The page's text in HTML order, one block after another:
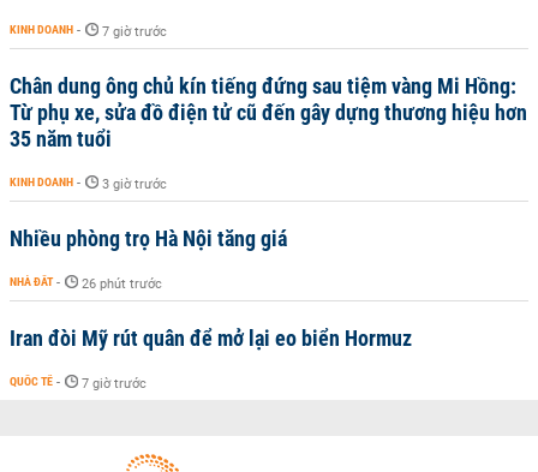
KINH DOANH - 7 giờ trước
Chân dung ông chủ kín tiếng đứng sau tiệm vàng Mi Hồng:
Từ phụ xe, sửa đồ điện tử cũ đến gây dựng thương hiệu hơn
35 năm tuổi
KINH DOANH - 3 giờ trước
Nhiều phòng trọ Hà Nội tăng giá
NHÀ ĐẤT - 26 phút trước
Iran đòi Mỹ rút quân để mở lại eo biển Hormuz
QUỐC TẾ - 7 giờ trước